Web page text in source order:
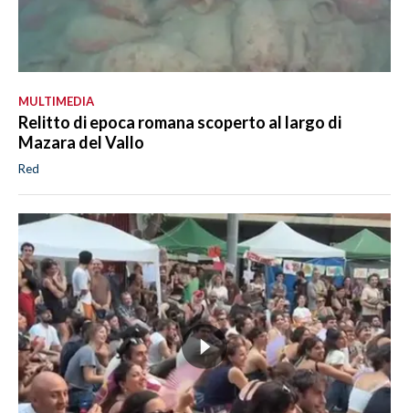
MULTIMEDIA
Relitto di epoca romana scoperto al largo di
Mazara del Vallo
Red